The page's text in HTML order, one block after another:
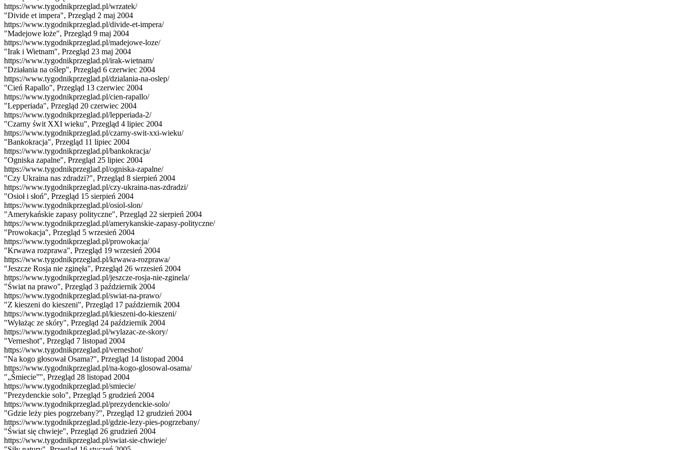
https://www.tygodnikprzeglad.pl/wrzatek/
"Divide et impera", Przegląd 2 maj 2004
https://www.tygodnikprzeglad.pl/divide-et-impera/
"Madejowe łoże", Przegląd 9 maj 2004
https://www.tygodnikprzeglad.pl/madejowe-loze/
"Irak i Wietnam", Przegląd 23 maj 2004
https://www.tygodnikprzeglad.pl/irak-wietnam/
"Działania na oślep", Przegląd 6 czerwiec 2004
https://www.tygodnikprzeglad.pl/dzialania-na-oslep/
"Cień Rapallo", Przegląd 13 czerwiec 2004
https://www.tygodnikprzeglad.pl/cien-rapallo/
"Lepperiada", Przegląd 20 czerwiec 2004
https://www.tygodnikprzeglad.pl/lepperiada-2/
"Czarny świt XXI wieku", Przegląd 4 lipiec 2004
https://www.tygodnikprzeglad.pl/czarny-swit-xxi-wieku/
"Bankokracja", Przegląd 11 lipiec 2004
https://www.tygodnikprzeglad.pl/bankokracja/
"Ogniska zapalne", Przegląd 25 lipiec 2004
https://www.tygodnikprzeglad.pl/ogniska-zapalne/
"Czy Ukraina nas zdradzi?", Przegląd 8 sierpień 2004
https://www.tygodnikprzeglad.pl/czy-ukraina-nas-zdradzi/
"Osioł i słoń", Przegląd 15 sierpień 2004
https://www.tygodnikprzeglad.pl/osiol-slon/
"Amerykańskie zapasy polityczne", Przegląd 22 sierpień 2004
https://www.tygodnikprzeglad.pl/amerykanskie-zapasy-polityczne/
"Prowokacja", Przegląd 5 wrzesień 2004
https://www.tygodnikprzeglad.pl/prowokacja/
"Krwawa rozprawa", Przegląd 19 wrzesień 2004
https://www.tygodnikprzeglad.pl/krwawa-rozprawa/
"Jeszcze Rosja nie zginęła", Przegląd 26 wrzesień 2004
https://www.tygodnikprzeglad.pl/jeszcze-rosja-nie-zginela/
"Świat na prawo", Przegląd 3 październik 2004
https://www.tygodnikprzeglad.pl/swiat-na-prawo/
"Z kieszeni do kieszeni", Przegląd 17 październik 2004
https://www.tygodnikprzeglad.pl/kieszeni-do-kieszeni/
"Wyłażąc ze skóry", Przegląd 24 październik 2004
https://www.tygodnikprzeglad.pl/wylazac-ze-skory/
"Verneshot", Przegląd 7 listopad 2004
https://www.tygodnikprzeglad.pl/verneshot/
"Na kogo głosował Osama?", Przegląd 14 listopad 2004
https://www.tygodnikprzeglad.pl/na-kogo-glosowal-osama/
"„Śmiecie”", Przegląd 28 listopad 2004
https://www.tygodnikprzeglad.pl/smiecie/
"Prezydenckie solo", Przegląd 5 grudzień 2004
https://www.tygodnikprzeglad.pl/prezydenckie-solo/
"Gdzie leży pies pogrzebany?", Przegląd 12 grudzień 2004
https://www.tygodnikprzeglad.pl/gdzie-lezy-pies-pogrzebany/
"Świat się chwieje", Przegląd 26 grudzień 2004
https://www.tygodnikprzeglad.pl/swiat-sie-chwieje/